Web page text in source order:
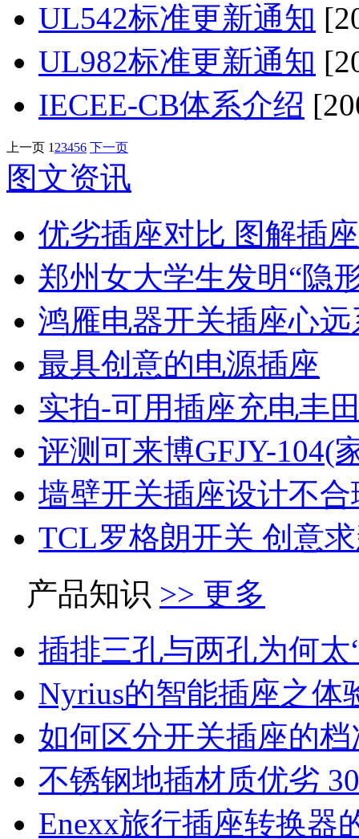
UL542标准更新通知
UL982标准更新通知
IECEE-CB体系介绍
上一页 1 23456 下一页
图文资讯
优劣插座对比 图解插
郑州女大学生发明“隐
鸿雁电器开关插座心
最具创意的电源插座
实拍-可用插座充电丰
评测可来博GFJY-104(
墙壁开关插座设计不合
TCL罗格朗开关 创意
产品知识 >> 更多
插排三孔与两孔为何
Nyrius的智能插座之体
如何区分开关插座的档
不锈钢地插材质优劣
Enexx旅行插座转换器